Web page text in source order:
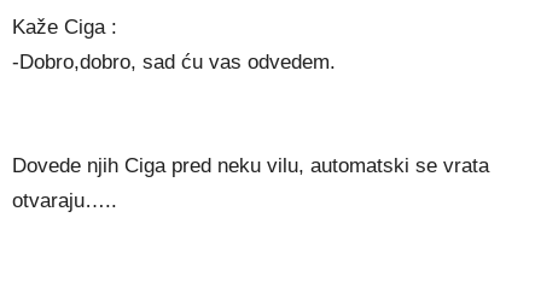
Kaže Ciga :
-Dobro,dobro, sad ću vas odvedem.
Dovede njih Ciga pred neku vilu, automatski se vrata
otvaraju…..